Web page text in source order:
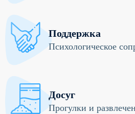
Поддержка
Психологическое
Досуг
Прогулки и